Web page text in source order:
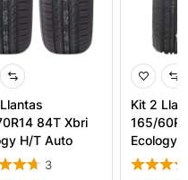
84T Xbri
H/T Auto
3
Kit 2
165/
Ecology